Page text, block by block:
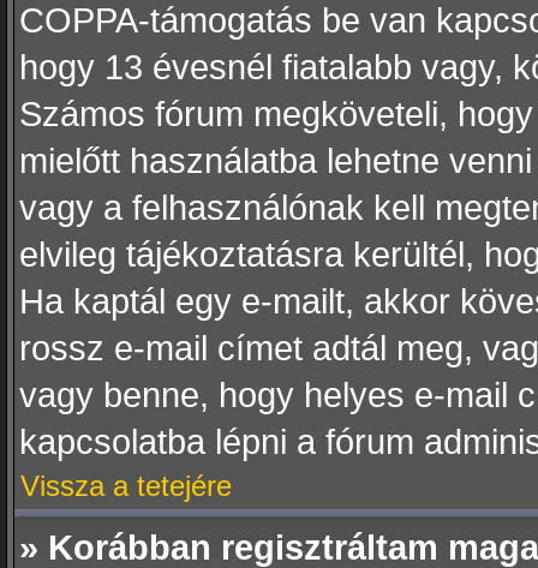
COPPA-támogatás be van
hogy 13 évesnél fiatalabb vagy,
Számos fórum megköveteli,
mielőtt használatba lehetne
vagy a felhasználónak kell
elvileg tájékoztatásra kerültél,
Ha kaptál egy e-mailt, akkor
rossz e-mail címet adtál meg,
vagy benne, hogy helyes e-mail
kapcsolatba lépni a fórum
Vissza a tetejére
» Korábban regisztráltam